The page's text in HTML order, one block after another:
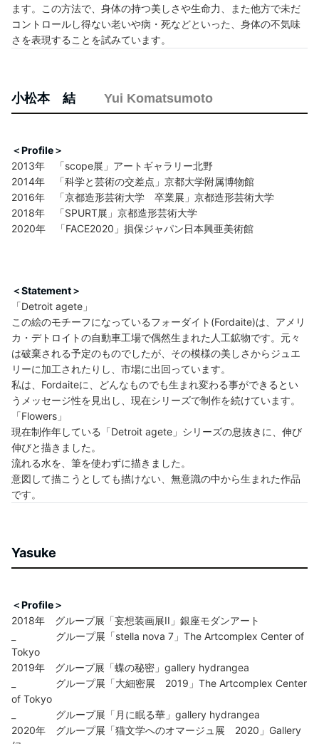
ます。この方法で、身体の持つ美しさや生命力、また他方で未だ
コントロールし得ない老いや病・死などといった、身体の不気味
さを表現することを試みています。
小松本 結 Yui Komatsumoto
＜Profile＞
2013年 「scope展」アートギャラリー北野
2014年 「科学と芸術の交差点」京都大学附属博物館
2016年 「京都造形芸術大学 卒業展」京都造形芸術大学
2018年 「SPURT展」京都造形芸術大学
2020年 「FACE2020」損保ジャパン日本興亜美術館
＜Statement＞
「Detroit agete」
この絵のモチーフになっているフォーダイト(Fordaite)は、アメリ
カ・デトロイトの自動車工場で偶然生まれた人工鉱物です。元々
は破棄される予定のものでしたが、その模様の美しさからジュエ
リーに加工されたりし、市場に出回っています。
私は、Fordaiteに、どんなものでも生まれ変わる事ができるとい
うメッセージ性を見出し、現在シリーズで制作を続けています。
「Flowers」
現在制作年している「Detroit agete」シリーズの息抜きに、伸び
伸びと描きました。
流れる水を、筆を使わずに描きました。
意図して描こうとしても描けない、無意識の中から生まれた作品
です。
Yasuke
＜Profile＞
2018年 グループ展「妄想装画展II」銀座モダンアート
_ グループ展「stella nova 7」The Artcomplex Center of
Tokyo
2019年 グループ展「蝶の秘密」gallery hydrangea
_ グループ展「大細密展 2019」The Artcomplex Center
of Tokyo
_ グループ展「月に眠る華」gallery hydrangea
2020年 グループ展「猫文学へのオマージュ展 2020」Gallery